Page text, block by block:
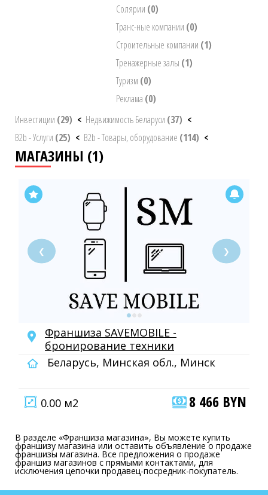
Солярии (0)
Транс-ные компании (0)
Строительные компании (1)
Тренажерные залы (1)
Туризм (0)
Реклама (0)
Инвестиции (29) < Недвижимость Беларуси (37) <
B2b - Услуги (25) < B2b - Товары, оборудование (114) <
МАГАЗИНЫ (1)
❮ ❯
Франшиза SAVEMOBILE -
бронирование техники
Беларусь, Минская обл., Минск
0.00 м2 8 466 BYN
В разделе «Франшиза магазина», Вы можете купить
франшизу магазина или оставить объявление о продаже
франшизы магазина. Все предложения о продаже
франшиз магазинов с прямыми контактами, для
исключения цепочки продавец-посредник-покупатель.